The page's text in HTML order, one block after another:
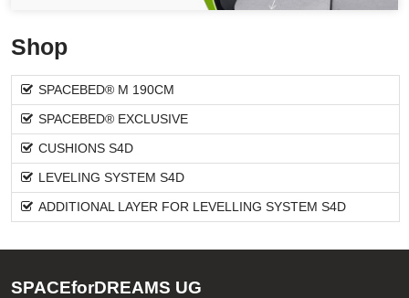
Shop
SPACEBED® M 190CM
SPACEBED® EXCLUSIVE
CUSHIONS S4D
LEVELING SYSTEM S4D
ADDITIONAL LAYER FOR LEVELLING SYSTEM S4D
SPACEforDREAMS UG